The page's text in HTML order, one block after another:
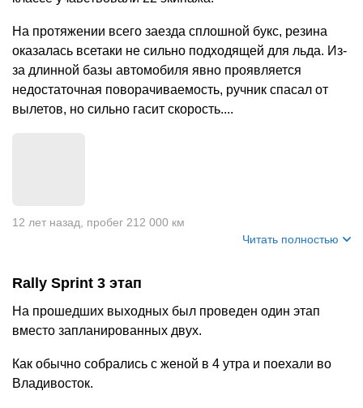
На протяжении всего заезда сплошной букс, резина
оказалась всетаки не сильно подходящей для льда. Из-
за длинной базы автомобиля явно проявляется
недостаточная поворачиваемость, ручник спасал от
вылетов, но сильно гасит скорость....
12 лет назад
пробег 212 000 км
Читать полностью
Rally Sprint 3 этап
На прошедших выходных был проведен один этап
вместо запланированных двух.
Как обычно собрались с женой в 4 утра и поехали во
Владивосток.